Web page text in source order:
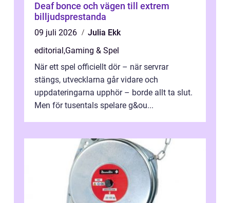
Deaf bonce och vägen till extrem
billjudsprestanda
09 juli 2026
Julia Ekk
editorial,Gaming & Spel
När ett spel officiellt dör – när servrar
stängs, utvecklarna går vidare och
uppdateringarna upphör – borde allt ta slut.
Men för tusentals spelare g&ou...